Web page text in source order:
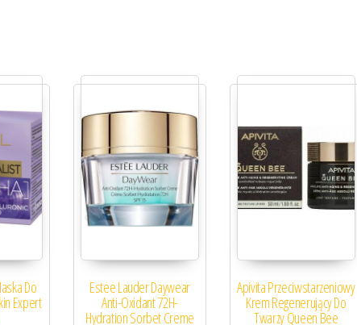
Do
Expert
Estee Lauder Daywear
Anti-Oxidant 72H-
Hydration Sorbet Creme
Apivita Przeciwstarzeniowy
Krem Regenerujący Do
Twarzy Queen Bee